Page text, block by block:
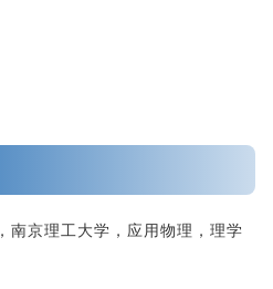
，南京理工大学，应用物理，理学